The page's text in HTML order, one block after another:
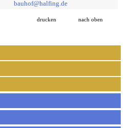
bauhof@halfing.de
drucken nach oben